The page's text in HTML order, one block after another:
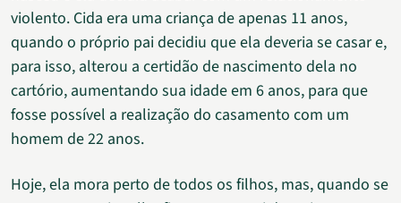
violento. Cida era uma criança de apenas 11 anos,
quando o próprio pai decidiu que ela deveria se casar e,
para isso, alterou a certidão de nascimento dela no
cartório, aumentando sua idade em 6 anos, para que
fosse possível a realização do casamento com um
homem de 22 anos.
Hoje, ela mora perto de todos os filhos, mas, quando se